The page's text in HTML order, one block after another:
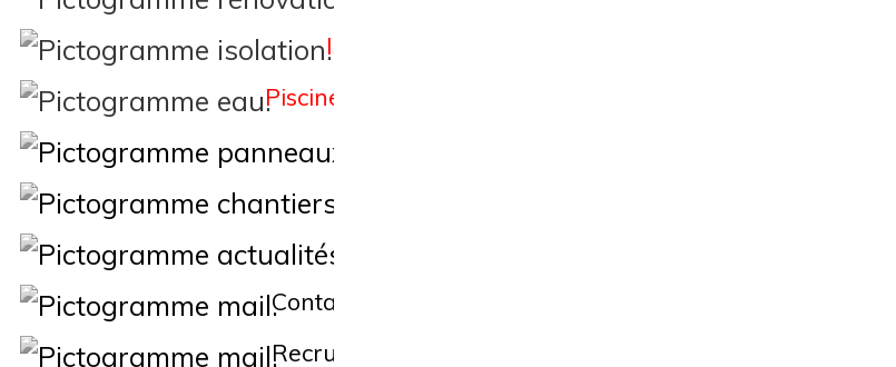
Isolation
Piscine
Contact
Recrutement